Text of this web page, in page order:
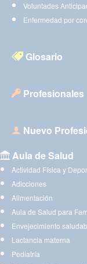
Voluntades
Enfermedad por
Glosario
Profesionales
Nuevo
Aula de Salud
Actividad Física y
Adicciones
Alimentación
Aula de Salud para
Envejecimiento
Lactancia materna
Pediatría